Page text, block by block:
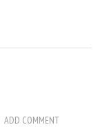
ADD COMMENT